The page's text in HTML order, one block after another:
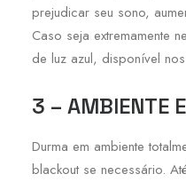
prejudicar seu sono,
Caso seja extremamente
de luz azul, disponível
3 – AMBIENTE
Durma em ambiente
blackout se necessário.